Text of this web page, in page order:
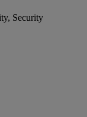
Security